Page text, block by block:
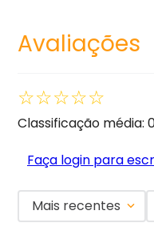
Avaliações
☆☆☆☆☆
Classificação média:
Faça login para
Mais recentes